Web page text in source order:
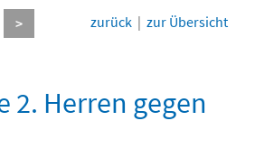
> zurück | zur Übersicht
2. Herren gegen